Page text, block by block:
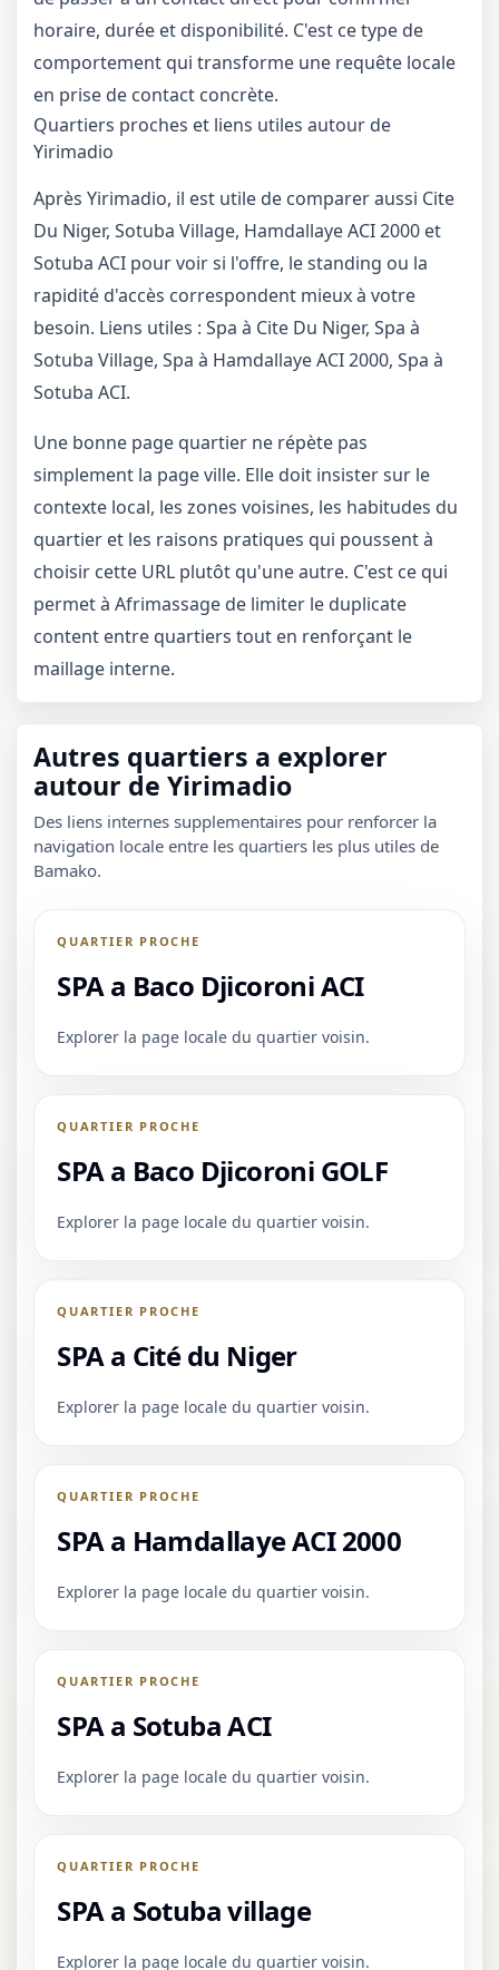
horaire, durée et disponibilité. C'est ce type de
comportement qui transforme une requête locale
en prise de contact concrète.
Quartiers proches et liens utiles autour de
Yirimadio
Après Yirimadio, il est utile de comparer aussi Cite
Du Niger, Sotuba Village, Hamdallaye ACI 2000 et
Sotuba ACI pour voir si l'offre, le standing ou la
rapidité d'accès correspondent mieux à votre
besoin. Liens utiles :Spa à Cite Du Niger,Spa à
Sotuba Village,Spa à Hamdallaye ACI 2000,Spa à
Sotuba ACI.
Une bonne page quartier ne répète pas
simplement la page ville. Elle doit insister sur le
contexte local, les zones voisines, les habitudes du
quartier et les raisons pratiques qui poussent à
choisir cette URL plutôt qu'une autre. C'est ce qui
permet à Afrimassage de limiter le duplicate
content entre quartiers tout en renforçant le
maillage interne.
Autres quartiers a explorer
autour de Yirimadio
Des liens internes supplementaires pour renforcer la
navigation locale entre les quartiers les plus utiles de
Bamako.
QUARTIER PROCHE
SPA a Baco Djicoroni ACI
Explorer la page locale du quartier voisin.
QUARTIER PROCHE
SPA a Baco Djicoroni GOLF
Explorer la page locale du quartier voisin.
QUARTIER PROCHE
SPA a Cité du Niger
Explorer la page locale du quartier voisin.
QUARTIER PROCHE
SPA a Hamdallaye ACI 2000
Explorer la page locale du quartier voisin.
QUARTIER PROCHE
SPA a Sotuba ACI
Explorer la page locale du quartier voisin.
QUARTIER PROCHE
SPA a Sotuba village
Explorer la page locale du quartier voisin.